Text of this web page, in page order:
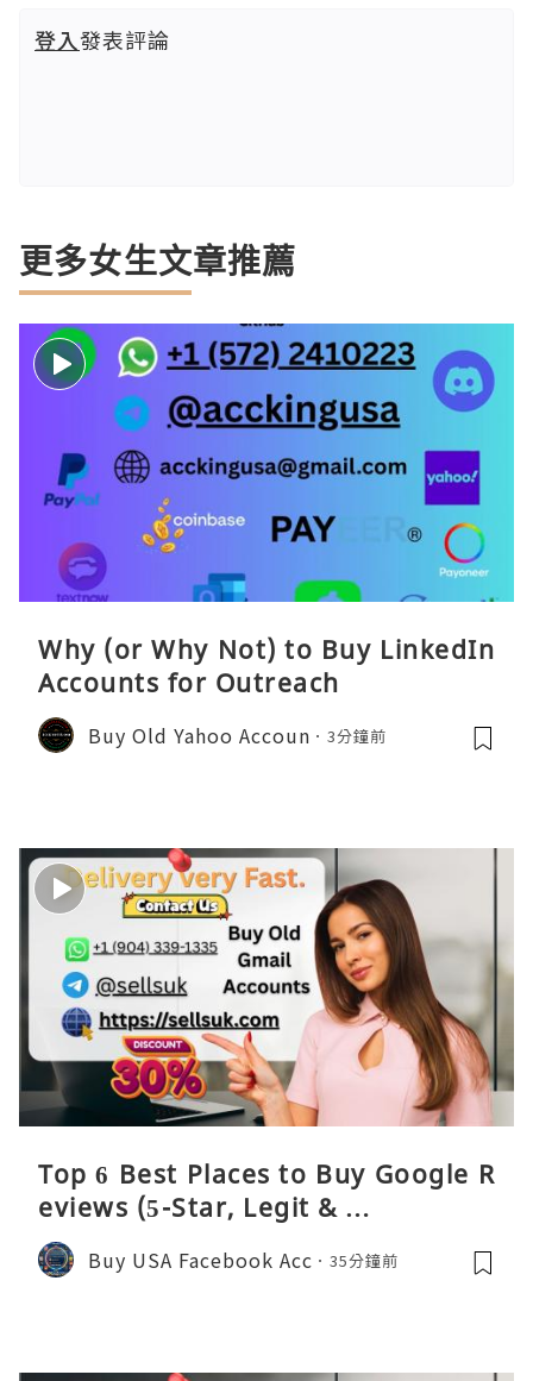
登入發表評論
更多女生文章推薦
Why (or Why Not) to Buy LinkedIn
Accounts for Outreach
Buy Old Yahoo Accoun 3分鐘前
Top 6 Best Places to Buy Google R
eviews (5-Star, Legit & …
Buy USA Facebook Acc 35分鐘前